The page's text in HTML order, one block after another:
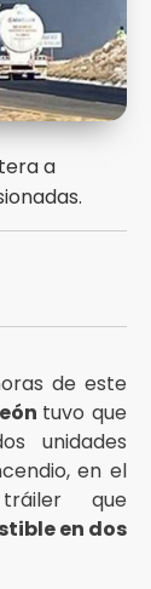
a
de este
tuvo que
unidades
en el
que
en dos